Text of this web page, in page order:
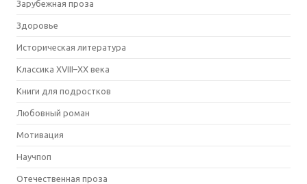
Зарубежная проза
Здоровье
Историческая литература
Классика XVIII–XX века
Книги для подростков
Любовный роман
Мотивация
Научпоп
Отечественная проза